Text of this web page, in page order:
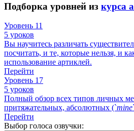
Подборка уровней из курса
Уровень 11
5 уроков
Вы научитесь различать
посчитать, и те, которые нельзя, и
использование артиклей.
Перейти
Уровень 17
5 уроков
Полный обзор всех типов личных
притяжательных, абсолютных (`mine
Перейти
Выбор голоса озвучки: